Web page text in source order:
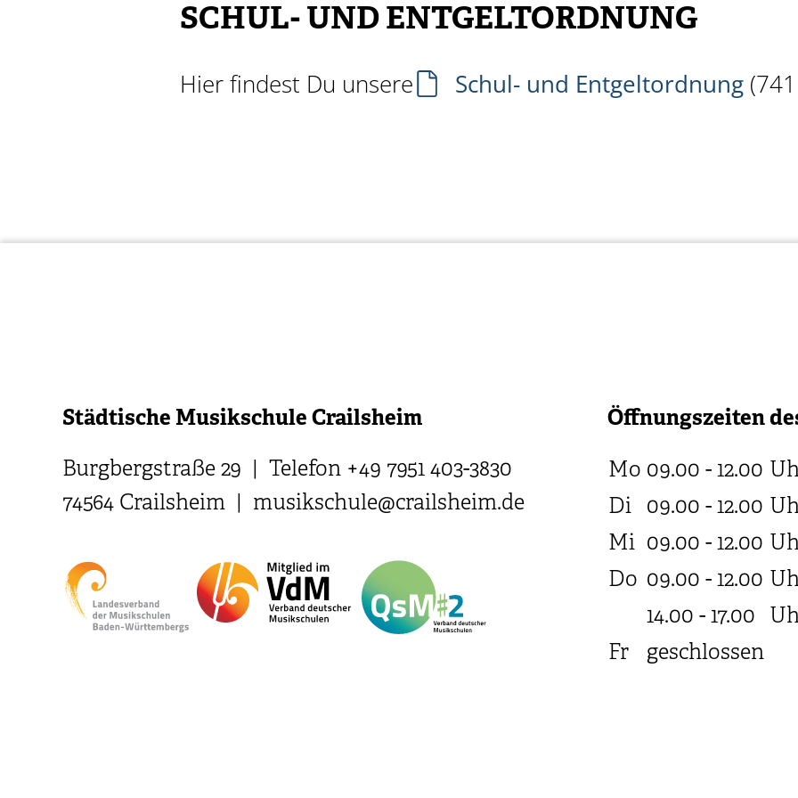
SCHUL- UND ENTGELTORDNUNG
Hier findest Du unsere Schul- und Entgeltordnung (741
Städtische Musikschule Crailsheim
Burgbergstraße 29 | Telefon +49 7951 403-3830
74564 Crailsheim | musikschule@crailsheim.de
Öffnungszeiten
Mo 09.00 - 12.00
Di 09.00 - 12.00
Mi 09.00 - 12.00
Do 09.00 - 12.00
14.00 - 17.00
Fr
geschlossen